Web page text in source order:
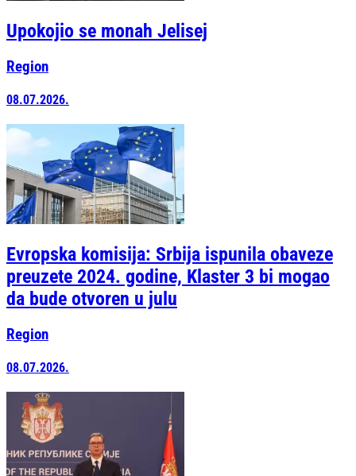
Upokojio se monah Jelisej
Region
08.07.2026.
Evropska komisija: Srbija ispunila obaveze
preuzete 2024. godine, Klaster 3 bi mogao
da bude otvoren u julu
Region
08.07.2026.